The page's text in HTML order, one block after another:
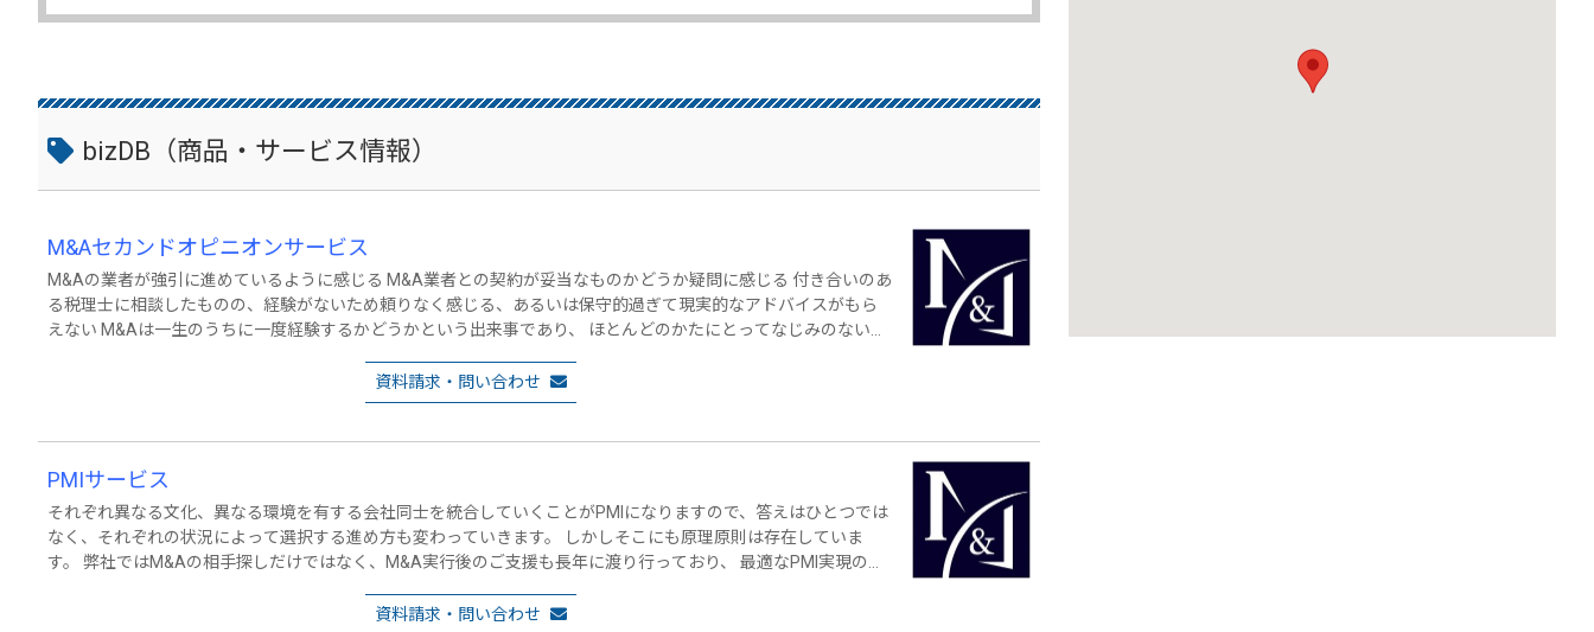
bizDB（商品・サービス情報）
M&Aセカンドオピニオンサービス
M&Aの業者が強引に進めているように感じる M&A業者との契約が妥当なものかどうか疑問に感じる 付き合いのあ
る税理士に相談したものの、経験がないため頼りなく感じる、あるいは保守的過ぎて現実的なアドバイスがもら
えない M&Aは一生のうちに一度経験するかどうかという出来事であり、 ほとんどのかたにとってなじみのないも
業庁でもM&Aにおける第三者からのセカンドオピニオンにて確認されることも推奨しております。 弊社では長年
の経験からM&A実務の適正化に貢献するために セカンドオピニオンサービスも行っております。 月額5万円(税別)
資料請求・問い合わせ
PMIサービス
それぞれ異なる文化、異なる環境を有する会社同士を統合していくことがPMIになりますので、答えはひとつでは
なく、それぞれの状況によって選択する進め方も変わっていきます。 しかしそこにも原理原則は存在していま
す。 弊社ではM&Aの相手探しだけではなく、M&A実行後のご支援も長年に渡り行っており、 最適なPMI実現のた
にて承っております。詳細はお気軽にお問い合わせください。
資料請求・問い合わせ